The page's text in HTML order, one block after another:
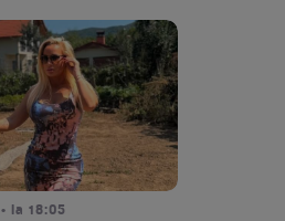
• la 18:05